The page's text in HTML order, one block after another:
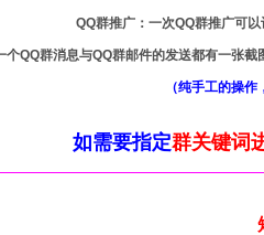
QQ群推广：一次QQ群推广可
个QQ群消息与QQ群邮件的发送都有一张
（纯手工的操
如需要指定群关键词